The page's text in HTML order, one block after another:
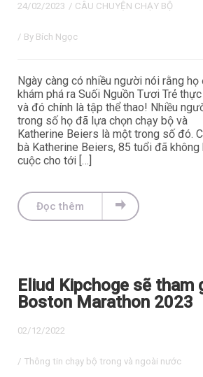
24/02/2023 / CÂU CHUYỆN CHẠY BỘ
/ By Bích Ngọc
Ngày càng có nhiều người nói rằng họ
khám phá ra Suối Nguồn Tươi Trẻ
và đó chính là tập thể thao! Nhiều
trong số họ đã lựa chọn chạy bộ và
Katherine Beiers là một trong số đó.
bà Katherine Beiers, 85 tuổi đã không
cuộc cho tới […]
Đọc thêm
Eliud Kipchoge sẽ tham
Boston Marathon 2023
02/12/2022
/ Thông tin chạy bộ trong và ngoài nước